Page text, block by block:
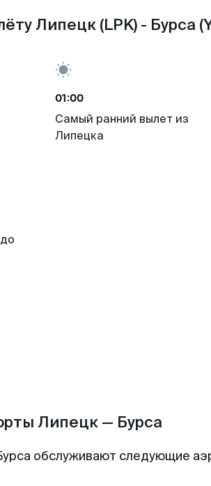
Липецк (LPK) - Бурса
01:00
Самый ранний вылет из
Липецка
Липецк — Бурса
обслуживают следующие